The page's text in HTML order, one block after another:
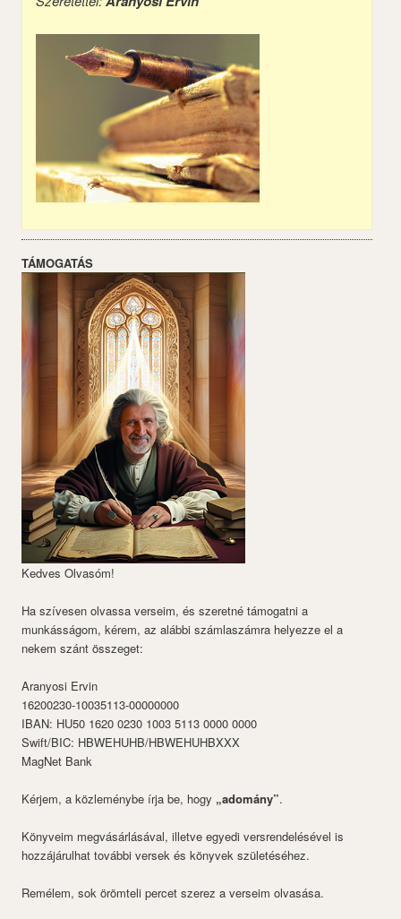
TÁMOGATÁS
Kedves Olvasóm!
Ha szívesen olvassa verseim, és szeretné támogatni a
munkásságom, kérem, az alábbi számlaszámra helyezze el a
nekem szánt összeget:
Aranyosi Ervin
16200230-10035113-00000000
IBAN: HU50 1620 0230 1003 5113 0000 0000
Swift/BIC: HBWEHUHB/HBWEHUHBXXX
MagNet Bank
Kérjem, a közleménybe írja be, hogy „adomány”.
Könyveim megvásárlásával, illetve egyedi versrendelésével is
hozzájárulhat további versek és könyvek születéséhez.
Remélem, sok örömteli percet szerez a verseim olvasása.